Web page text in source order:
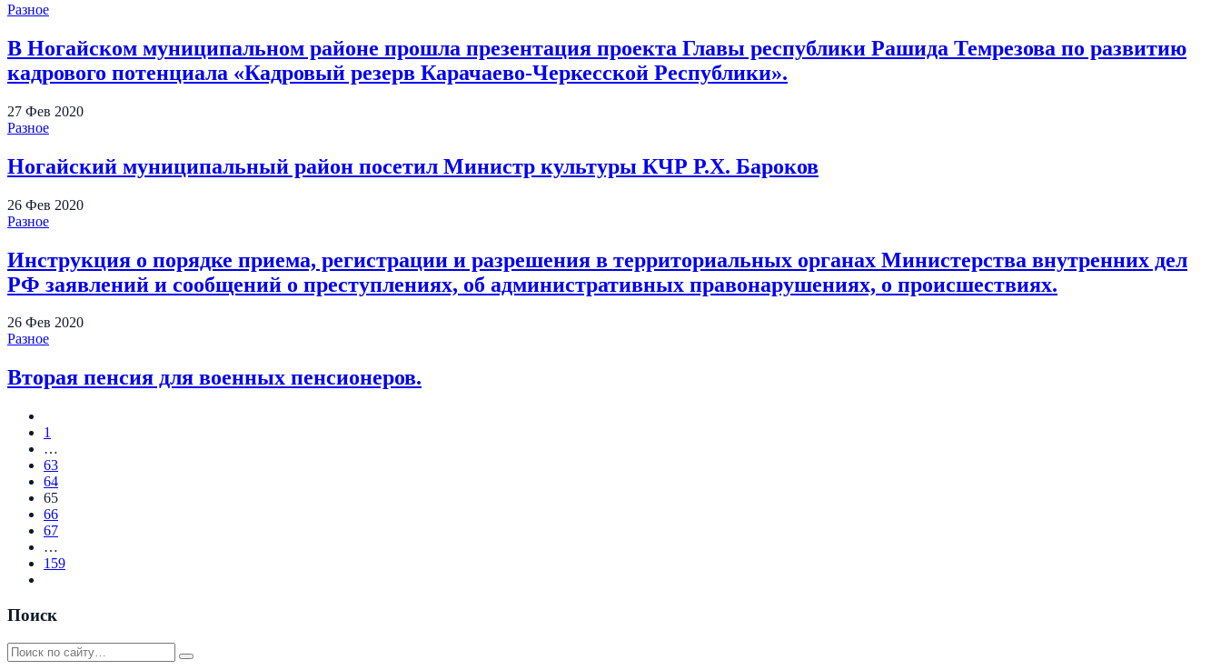
Разное
В Ногайском муниципальном районе прошла презентация проекта Главы республики Рашида Темрезова по развитию
кадрового потенциала «Кадровый резерв Карачаево-Черкесской Республики».
27 Фев 2020
Разное
Ногайский муниципальный район посетил Министр культуры КЧР Р.Х. Бароков
26 Фев 2020
Разное
Инструкция о порядке приема, регистрации и разрешения в территориальных органах Министерства внутренних дел
РФ заявлений и сообщений о преступлениях, об административных правонарушениях, о происшествиях.
26 Фев 2020
Разное
Вторая пенсия для военных пенсионеров.
1
…
63
64
65
66
67
…
159
Поиск